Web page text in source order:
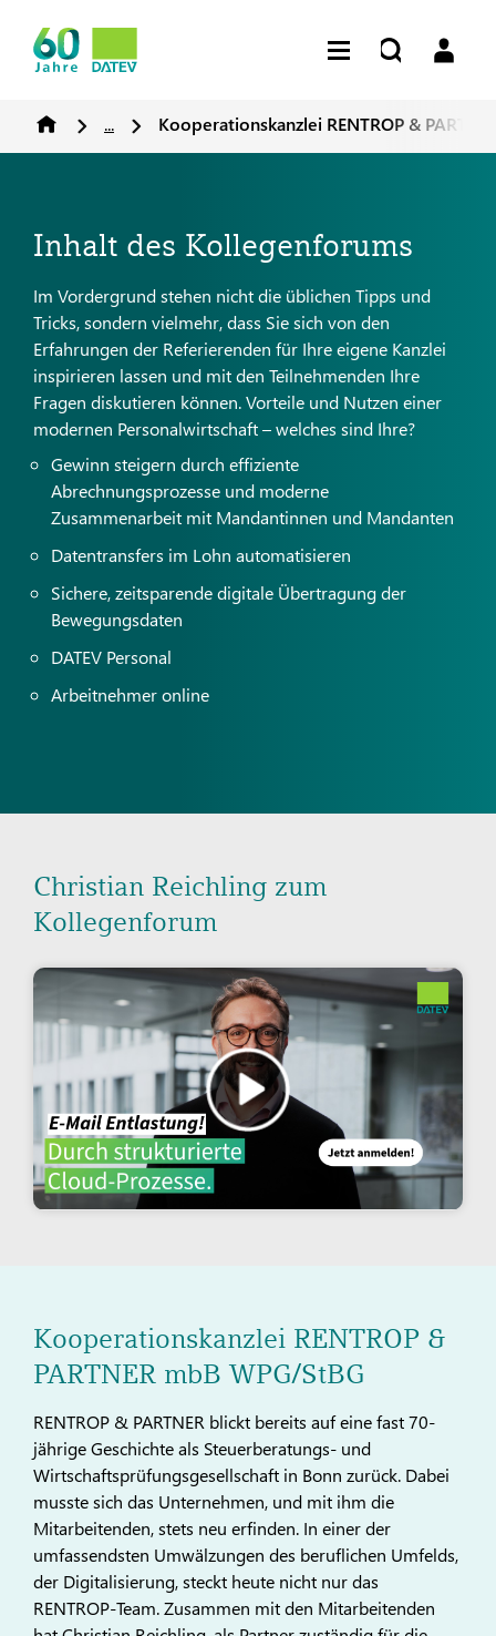
... Kooperationskanzlei RENTROP &
Inhalt des Kollegenforums
Im Vordergrund stehen nicht die üblichen Tipps und
Tricks, sondern vielmehr, dass Sie sich von den
Erfahrungen der Referierenden für Ihre eigene Kanzlei
inspirieren lassen und mit den Teilnehmenden Ihre
Fragen diskutieren können. Vorteile und Nutzen einer
modernen Personalwirtschaft – welches sind Ihre?
Gewinn steigern durch effiziente
Abrechnungsprozesse und moderne
Zusammenarbeit mit Mandantinnen und Mandanten
Datentransfers im Lohn automatisieren
Sichere, zeitsparende digitale Übertragung der
Bewegungsdaten
DATEV Personal
Arbeitnehmer online
Christian Reichling zum
Kollegenforum
Kooperationskanzlei RENTROP &
PARTNER mbB WPG/StBG
RENTROP & PARTNER blickt bereits auf eine fast 70-
jährige Geschichte als Steuerberatungs- und
Wirtschaftsprüfungsgesellschaft in Bonn zurück. Dabei
musste sich das Unternehmen, und mit ihm die
Mitarbeitenden, stets neu erfinden. In einer der
umfassendsten Umwälzungen des beruflichen Umfelds,
der Digitalisierung, steckt heute nicht nur das
RENTROP-Team. Zusammen mit den Mitarbeitenden